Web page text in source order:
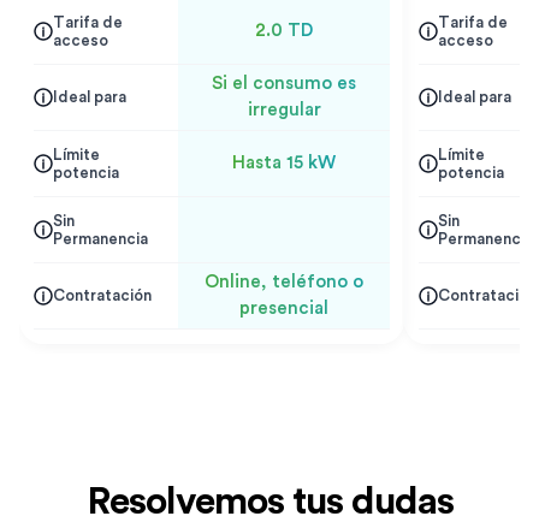
Tarifa de
acceso
2.0 TD
Ideal para
Si el consumo es
irregular
Límite
potencia
Hasta 15 kW
Sin
Permanencia
Contratación
Online, teléfono o
presencial
Tarifa de
acceso
Ideal para
Límite
potencia
Sin
Permanencia
Contratación
Resolvemos tus dudas